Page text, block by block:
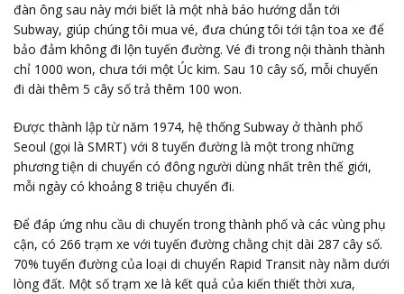
đàn ông sau này mới biết là một nhà báo hướng dẫn tới
Subway, giúp chúng tôi mua vé, đưa chúng tôi tới tận toa xe để
bảo đảm không đi lộn tuyến đường. Vé đi trong nội thành thành
chỉ 1000 won, chưa tới một Úc kim. Sau 10 cây số, mỗi chuyến
đi dài thêm 5 cây số trả thêm 100 won.
Được thành lập từ năm 1974, hệ thống Subway ở thành phố
Seoul (gọi là SMRT) với 8 tuyến đường là một trong những
phương tiện di chuyển có đông người dùng nhất trên thế giới,
mỗi ngày có khoảng 8 triệu chuyến đi.
Để đáp ứng nhu cầu di chuyển trong thành phố và các vùng phụ
cận, có 266 trạm xe với tuyến đường chằng chịt dài 287 cây số.
70% tuyến đường của loại di chuyển Rapid Transit này nằm dưới
lòng đất. Một số trạm xe là kết quả của kiến thiết thời xưa,